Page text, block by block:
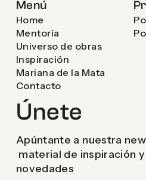
Menú
Home
Mentoría
Universo de obras
Inspiración
Mariana de la Mata
Contacto
Únete
Apúntante a nuestra
material de inspiración
novedades